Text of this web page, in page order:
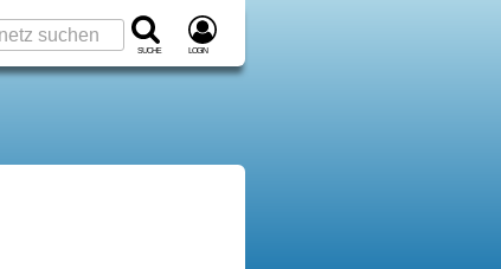
Suche Login